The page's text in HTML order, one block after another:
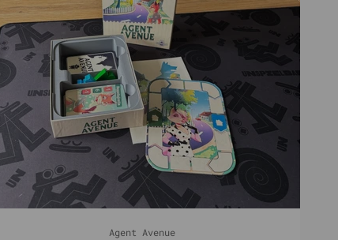
Agent Avenue